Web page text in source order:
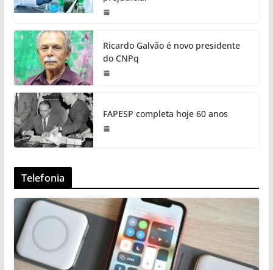
Ricardo Galvão é novo presidente
do CNPq
FAPESP completa hoje 60 anos
Telefonia